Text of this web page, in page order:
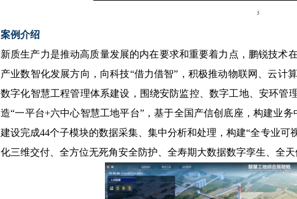
案例介绍
新质生产力是推动高质量发展的内在要求和重要着力点，鹏锐技术
产业数智化发展方向，向科技“借力借智”，积极推动物联网、云计
数字化智慧工程管理体系建设，围绕安防监控、数字工地、安环管
造“一平台+六中心智慧工地平台”，基于全国产信创底座，构建业
建设完成44个子模块的数据采集、集中分析和处理，构建“全专业
化三维交付、全方位无死角安全防护、全寿期大数据数字孪生、全